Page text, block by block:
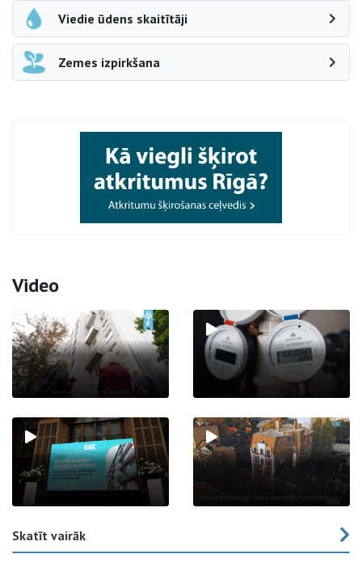
Viedie ūdens skaitītāji
Zemes izpirkšana
Video
Skatīt vairāk